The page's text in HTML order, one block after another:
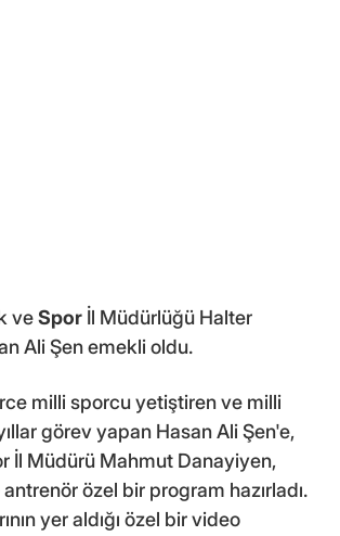
veSpor İl Müdürlüğü Halter
Ali Şen emekli oldu.
milli sporcu yetiştiren ve milli
görev yapan Hasan Ali Şen'e,
İl Müdürü Mahmut Danayiyen,
özel bir program hazırladı.
yer aldığı özel bir video